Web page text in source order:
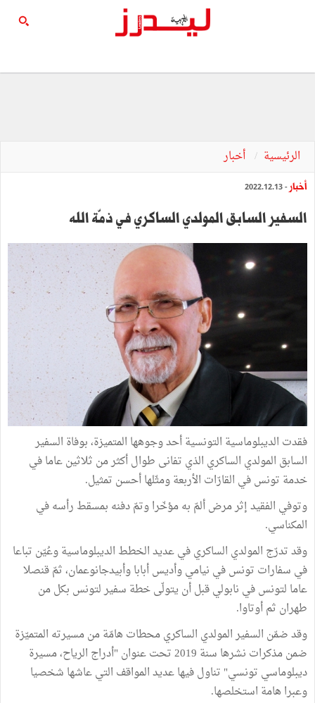
الرئيسية أخبار
أخبار - 2022.12.13
السفير السابق المولدي الساكري في ذمّة الله
فقدت الديبلوماسية التونسية أحد وجوهها المتميزة، بوفاة السفير
السابق المولدي الساكري الذي تفانى طوال أكثر من ثلاثين عاما في
خدمة تونس في القارّات الأربعة ومثّلها أحسن تمثيل.
وتوفي الفقيد إثر مرض ألمّ به مؤخّرا وتمّ دفنه بمسقط رأسه في
المكناسي.
وقد تدرّج المولدي الساكري في عديد الخطط الديبلوماسية وعُيّن تباعا
في سفارات تونس في نيامي وأديس أبابا وأبيدجانوعمان، ثمّ قنصلا
عاما لتونس في نابولي قبل أن يتولّى خطة سفير لتونس بكل من
طهران ثم أوتاوا.
وقد ضمّن السفير المولدي الساكري محطات هامّة من مسيرته المتميّزة
ضمن مذكرات نشرها سنة 2019 تحت عنوان "أدراج الرياح، مسيرة
ديبلوماسي تونسي" تناول فيها عديد المواقف التي عاشها شخصيا
وعبرا هامة استخلصها.